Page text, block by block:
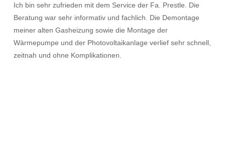
Ich bin sehr zufrieden mit dem Service der Fa. Prestle. Die
Beratung war sehr informativ und fachlich. Die Demontage
meiner alten Gasheizung sowie die Montage der
Wärmepumpe und der Photovoltaikanlage verlief sehr schnell,
zeitnah und ohne Komplikationen.